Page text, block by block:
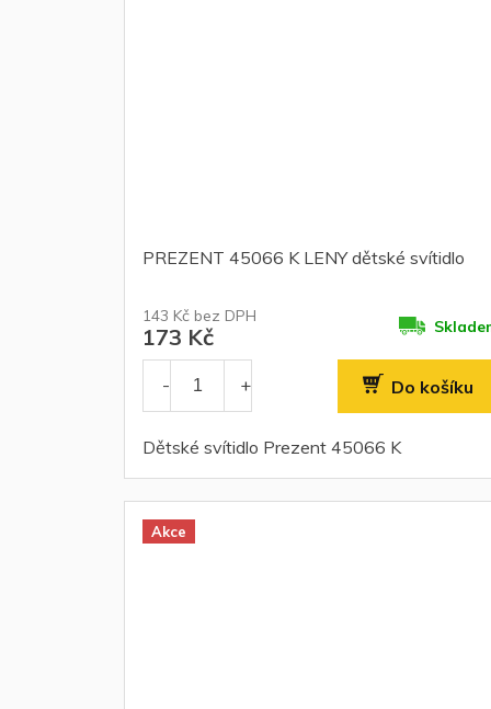
PREZENT 45066 K LENY dětské svítidlo
143 Kč bez DPH
173 Kč
Do košíku
Dětské svítidlo Prezent 45066 K
Akce